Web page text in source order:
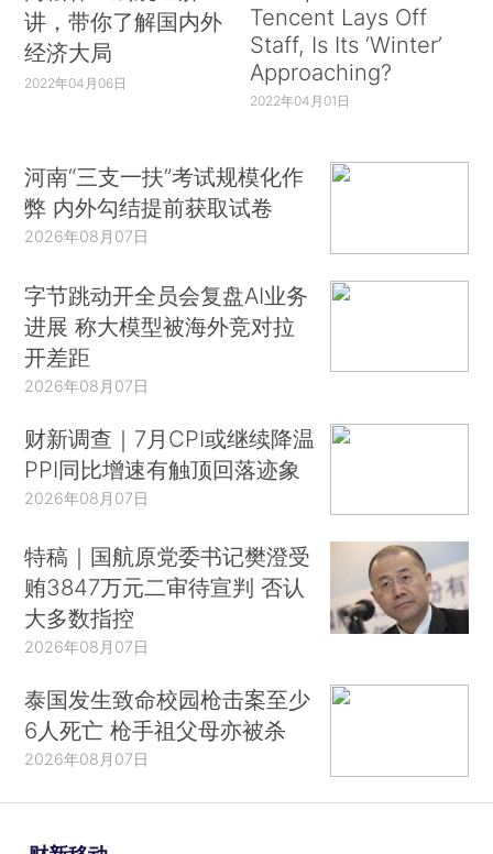
讲，带你了解国内外
经济大局
2022年04月06日
Tencent Lays Off
Staff, Is Its ‘Winter’
Approaching?
2022年04月01日
河南“三支一扶”考试规模化作
弊 内外勾结提前获取试卷
2026年08月07日
字节跳动开全员会复盘AI业务
进展 称大模型被海外竞对拉
开差距
2026年08月07日
财新调查｜7月CPI或继续降温
PPI同比增速有触顶回落迹象
2026年08月07日
特稿｜国航原党委书记樊澄受
贿3847万元二审待宣判 否认
大多数指控
2026年08月07日
泰国发生致命校园枪击案至少
6人死亡 枪手祖父母亦被杀
2026年08月07日